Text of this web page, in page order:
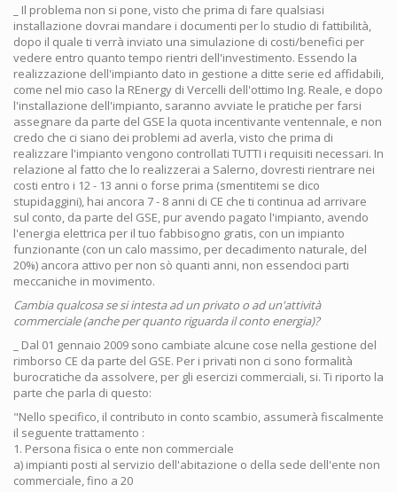
_ Il problema non si pone, visto che prima di fare qualsiasi
installazione dovrai mandare i documenti per lo studio di fattibilità,
dopo il quale ti verrà inviato una simulazione di costi/benefici per
vedere entro quanto tempo rientri dell'investimento. Essendo la
realizzazione dell'impianto dato in gestione a ditte serie ed affidabili,
come nel mio caso la REnergy di Vercelli dell'ottimo Ing. Reale, e dopo
l'installazione dell'impianto, saranno avviate le pratiche per farsi
assegnare da parte del GSE la quota incentivante ventennale, e non
credo che ci siano dei problemi ad averla, visto che prima di
realizzare l'impianto vengono controllati TUTTI i requisiti necessari. In
relazione al fatto che lo realizzerai a Salerno, dovresti rientrare nei
costi entro i 12 - 13 anni o forse prima (smentitemi se dico
stupidaggini), hai ancora 7 - 8 anni di CE che ti continua ad arrivare
sul conto, da parte del GSE, pur avendo pagato l'impianto, avendo
l'energia elettrica per il tuo fabbisogno gratis, con un impianto
funzionante (con un calo massimo, per decadimento naturale, del
20%) ancora attivo per non sò quanti anni, non essendoci parti
meccaniche in movimento.
Cambia qualcosa se si intesta ad un privato o ad un'attività
commerciale (anche per quanto riguarda il conto energia)?
_ Dal 01 gennaio 2009 sono cambiate alcune cose nella gestione del
rimborso CE da parte del GSE. Per i privati non ci sono formalità
burocratiche da assolvere, per gli esercizi commerciali, si. Ti riporto la
parte che parla di questo:
"Nello specifico, il contributo in conto scambio, assumerà fiscalmente
il seguente trattamento :
1. Persona fisica o ente non commerciale
a) impianti posti al servizio dell'abitazione o della sede dell'ente non
commerciale, fino a 20